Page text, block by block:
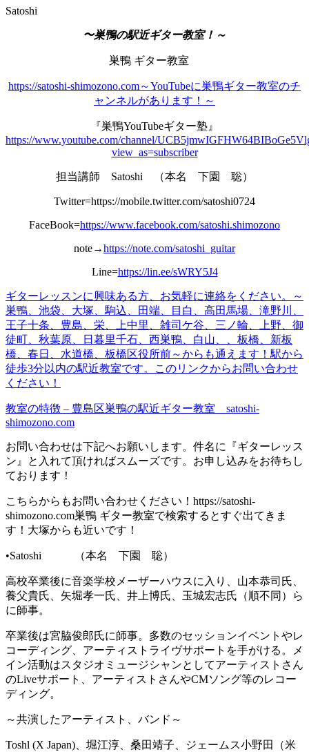
Satoshi
〜巣鴨の駅近ギター教室！～
巣鴨 ギター教室
https://satoshi-shimozono.com～YouTubeに巣鴨ギター教室のチ
ャンネルがあります！～
『巣鴨YouTubeギター塾』
https://www.youtube.com/channel/
view_as=subscriber
担当講師 Satoshi （本名 下園 聡）
Twitter=https://mobile.twitter.com/satoshi0724
FaceBook=https://www.facebook.com/satoshi.shimozono
note→https://note.com/satoshi_guitar
Line=https://lin.ee/sWRY5J4
ギターレッスンに興味ある方、お気軽に連絡をください。
～
巣鴨、池袋、大塚、駒込、田端、目白、高田馬場、滝野川、
王子十条、豊島、栄、上中里、雑司ケ谷、三ノ輪、上野、御
徒町、秋葉原、日暮里千石、西巣鴨、白山、、板橋、新板
橋、春日、水道橋、板橋区役所前～からも通えます！ 駅から
徒歩3分以内の駅近教室です。
このリンクからお問い合わせ
ください！
教室の特徴 – 豊島区巣鴨の駅近ギター教室 satoshi-
shimozono.com
お問い合わせは下記へお願いします。件名に『ギターレッス
ン』と入れて頂ければスムーズです。お申し込みをお待ちし
ております！
こちらからもお問い合わせください！https://satoshi-
shimozono.com巣鴨 ギター教室で検索するとすぐ出てきま
す！大塚からも近いです！
•Satoshi （本名 下園 聡）
高校卒業後に音楽学校メーザーハウスに入り、山本恭司氏、
養父貴氏、矢堀孝一氏、井上博氏、玉城宏志氏（順不同）ら
に師事。
卒業後は宮脇俊郎氏に師事。多数のセッションイベントやレ
コーディング、アーティストライヴサポートを手がける。メ
イン活動はスタジオミュージシャンとしてアーティストさん
のLiveサポート、アーティストさんやCMソング等のレコー
ディング。
～共演したアーティスト、バンド～
Toshl (X Japan)、堀江淳、桑田靖子、ジェームス小野田（米